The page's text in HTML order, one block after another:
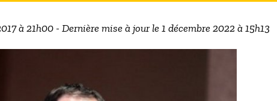
à 21h00 - Dernière mise à jour le 1 décembre 2022 à 15h13